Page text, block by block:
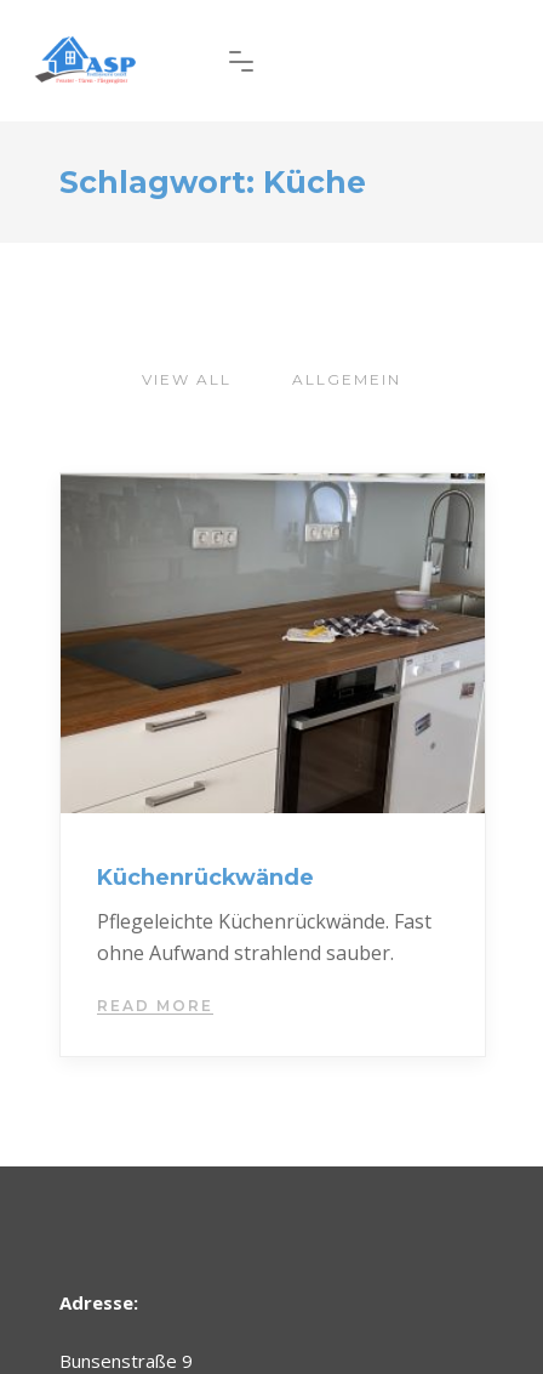
Schlagwort: Küche
VIEW ALL ALLGEMEIN
Küchenrückwände
Pflegeleichte Küchenrückwände. Fast
ohne Aufwand strahlend sauber.
READ MORE
Adresse:
Bunsenstraße 9